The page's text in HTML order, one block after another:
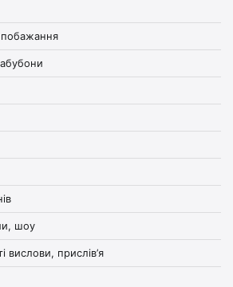
побажання
шоу
вислови, прислів’я